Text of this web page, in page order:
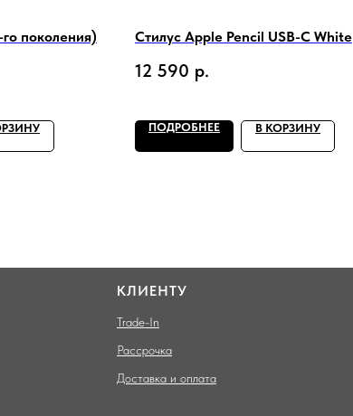
поколения) Стилус Apple Pencil USB-C White
12 590 р.
ПОДРОБНЕЕ В КОРЗИНУ
КЛИЕНТУ
Trade-In
Рассрочка
Доставка и оплата